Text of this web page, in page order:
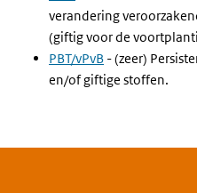
verandering
(giftig voor de
PBT/vPvB - (zeer)
en/of giftige stoffen.